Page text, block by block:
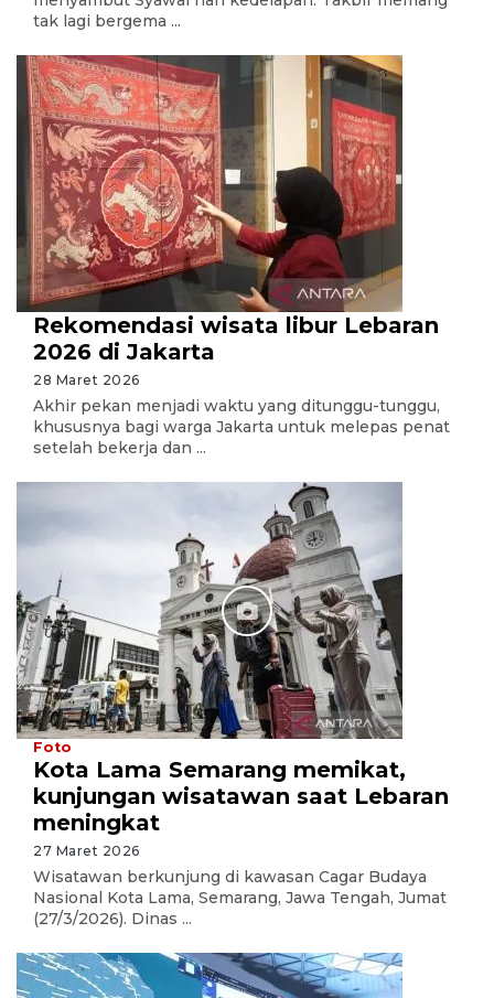
tak lagi bergema ...
Rekomendasi wisata libur Lebaran
2026 di Jakarta
28 Maret 2026
Akhir pekan menjadi waktu yang ditunggu-tunggu,
khususnya bagi warga Jakarta untuk melepas penat
setelah bekerja dan ...
Foto
Kota Lama Semarang memikat,
kunjungan wisatawan saat Lebaran
meningkat
27 Maret 2026
Wisatawan berkunjung di kawasan Cagar Budaya
Nasional Kota Lama, Semarang, Jawa Tengah, Jumat
(27/3/2026). Dinas ...